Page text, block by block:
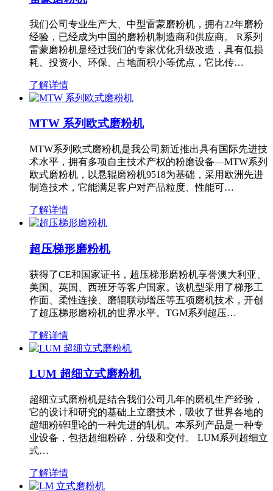
我们公司专业生产大、中型雷蒙磨粉机，拥有22年磨粉
经验，已经成为中国的磨粉机制造商和供应商。 R系列
雷蒙磨粉机是经过我们的专家优化升级改造，具有低损
耗、投资小、环保、占地面积小等优点，它比传…
了解详情
MTW 系列欧式磨粉机
MTW系列欧式磨粉机是我公司新近推出具有国际先进技
术水平，拥有多项自主技术产权的粉磨设备—MTW系列
欧式磨粉机，以悬辊磨粉机9518为基础，采用欧洲先进
制造技术，它能满足客户对产品粒度、性能可…
了解详情
超压梯形磨粉机
获得了CE和国家证书，超压梯形磨粉机享誉澳大利亚、
美国、英国、西班牙等客户国家。该机型采用了梯形工
作面、柔性连接、磨辊联动增压等五项磨机技术，开创
了超压梯形磨粉机的世界水平。TGM系列超压…
了解详情
LUM 超细立式磨粉机
超细立式磨粉机是结合我们公司几年的磨机生产经验，
它的设计和研究的基础上立磨技术，吸收了世界各地的
超细粉碎理论的一种先进的轧机。本系列产品是一种专
业设备，包括超细粉碎，分级和交付。 LUM系列超细立
式…
了解详情